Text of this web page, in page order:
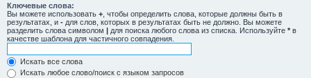
Ключевые слова:
Вы можете использовать + , чтобы определить слова, которые должны быть в
результатах, и - для слов, которых в результатах быть не должно. Вы можете
разделить слова символом | для поиска любого слова из списка. Используйте * в
качестве шаблона для частичного совпадения.
Искать все слова
Искать любое слово/поиск с языком запросов